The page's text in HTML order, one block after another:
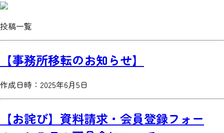
投稿一覧
【事務所移転のお知らせ】
作成日時：2025年6月5日
【お詫び】資料請求・会員登録フォー